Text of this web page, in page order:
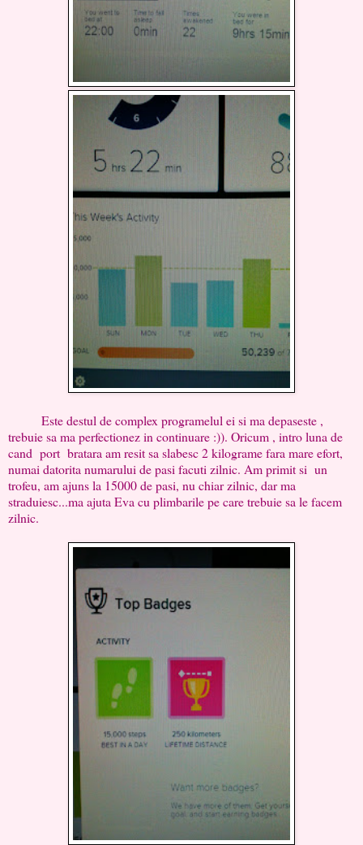
Este destul de complex programelul ei si ma depaseste ,
trebuie sa ma perfectionez in continuare :)). Oricum , intro luna de
cand port bratara am resit sa slabesc 2 kilograme fara mare efort,
numai datorita numarului de pasi facuti zilnic. Am primit si un
trofeu, am ajuns la 15000 de pasi, nu chiar zilnic, dar ma
straduiesc...ma ajuta Eva cu plimbarile pe care trebuie sa le facem
zilnic.